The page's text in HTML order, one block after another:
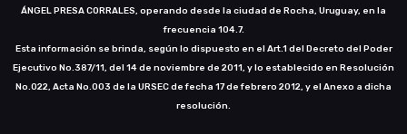
ÁNGEL PRESA CORRALES, operando desde la ciudad de Rocha, Uruguay, en la
frecuencia 104.7.
Esta información se brinda, según lo dispuesto en el Art.1 del Decreto del Poder
Ejecutivo No.387/11, del 14 de noviembre de 2011, y lo establecido en Resolución
No.022, Acta No.003 de la URSEC de fecha 17 de febrero 2012, y el Anexo a dicha
resolución.